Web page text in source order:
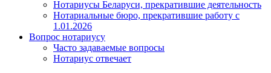
Нотариусы Беларуси, прекратившие деятельность
Нотариальные бюро, прекратившие работу с
1.01.2026
Вопрос нотариусу
Часто задаваемые вопросы
Нотариус отвечает